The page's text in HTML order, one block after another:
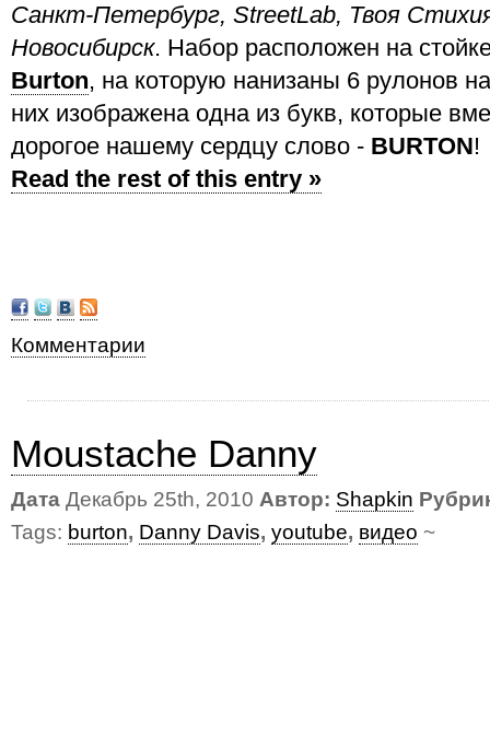
Санкт-Петербург, StreetLab, Твоя
Новосибирск. Набор расположен на
Burton, на которую нанизаны 6 рулонов
них изображена одна из букв, которые
дорогое нашему сердцу слово - BURTON!
Read the rest of this entry »
Комментарии
Moustache Danny
Дата Декабрь 25th, 2010 Автор: Shapkin
Tags: burton, Danny Davis, youtube, видео ~